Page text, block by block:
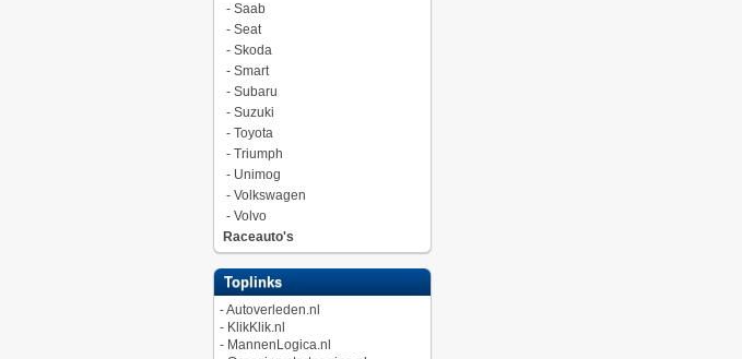
- Saab
- Seat
- Skoda
- Smart
- Subaru
- Suzuki
- Toyota
- Triumph
- Unimog
- Volkswagen
- Volvo
Raceauto's
Toplinks
-Autoverleden.nl
- KlikKlik.nl
- MannenLogica.nl